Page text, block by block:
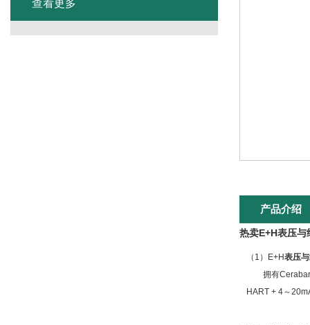
产品介绍
热卖E+H表压与
（1）E+H表压
拥有Cerabar S
HART + 4～
查看更多